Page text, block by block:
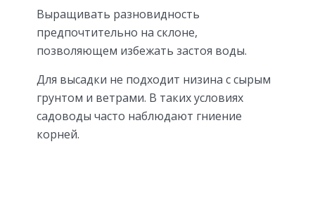
Выращивать разновидность
предпочтительно на склоне,
позволяющем избежать застоя воды.
Для высадки не подходит низина с сырым
грунтом и ветрами. В таких условиях
садоводы часто наблюдают гниение
корней.